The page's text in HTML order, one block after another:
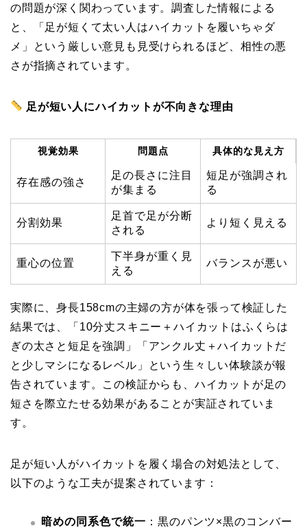
の問題が深く関わっています。調査した情報による
と、「足が短くて太い人はハイカットを履いちゃダ
メ」という厳しい意見も見受けられるほど、相性の悪
さが指摘されています。
足が短い人にハイカットが不向きな理由
視覚効果 問題点 具体的な見え方
存在感の強さ
足の長さに注目
が集まる
短足が強調され
る
分割効果
足首で足が分断
される
より短く見える
重心の位置
下半身が重く見
える
バランスが悪い
実際に、身長158cmの主婦の方が体を張って検証した
結果では、「10分丈スキニー＋ハイカットはふくらは
ぎの太さと短足を強調」「アンクル丈＋ハイカットだ
と少しマシになるレベル」という生々しい体験談が報
告されています。この検証からも、ハイカットが足の
短さを際立たせる効果があることが実証されていま
す。
足が短い人がハイカットを履く場合の対処法として、
以下のような工夫が提案されています：
暗めの同系色で統一 ：黒のパンツ×黒のコンバー